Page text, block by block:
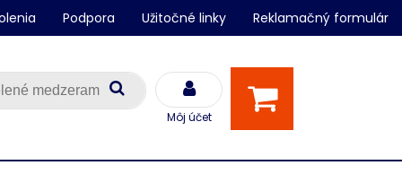
Môj účet
Podpora Užitočné linky Reklamačný formulár